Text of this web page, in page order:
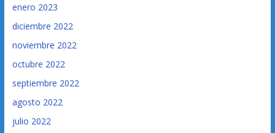
enero 2023
diciembre 2022
noviembre 2022
octubre 2022
septiembre 2022
agosto 2022
julio 2022